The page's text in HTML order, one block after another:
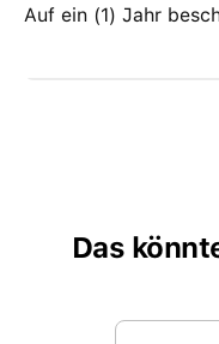
Auf ein (1) Jahr
Das
Produktgalerie